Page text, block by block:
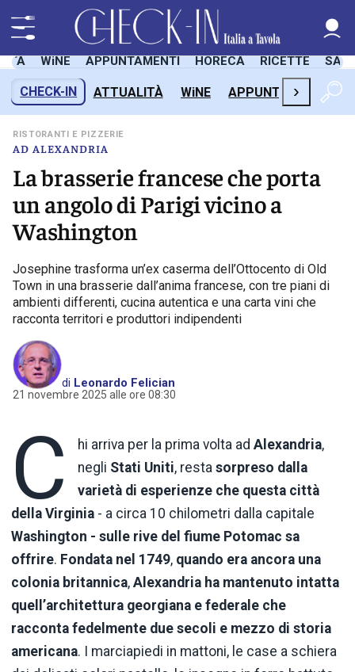
WiNE APPUNTAMENTI HORECA RICETTE
CHECK-IN ATTUALITÀ WiNE APPUNTAMENTI
›
AD ALEXANDRIA
RISTORANTI E PIZZERIE
La brasserie francese che porta
un angolo di Parigi vicino a
Washington
Josephine trasforma un’ex caserma dell’Ottocento di Old
Town in una brasserie dall’anima francese, con tre piani di
ambienti differenti, cucina autentica e una carta vini che
racconta territori e produttori indipendenti
di Leonardo Felician
21 novembre 2025 alle ore 08:30
C hi arriva per la prima volta adAlexandria,
negli Stati Uniti, restasorpreso dalla
varietà di esperienze che questa città
della Virginia - a circa 10 chilometri dalla capitale
Washington - sulle rive del fiume Potomac sa
offrire. Fondata nel 1749, quando era ancora una
colonia britannica, Alexandria ha mantenuto intatta
quell’architettura georgiana e federale che
racconta fedelmente due secoli e mezzo di storia
americana. I marciapiedi in mattoni, le case a schiera